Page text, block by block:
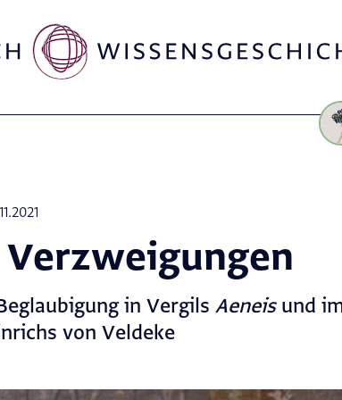
Verzweigungen
in Vergils Aeneisund
von Veldeke